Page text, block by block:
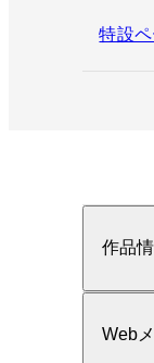
特設
作品
Web